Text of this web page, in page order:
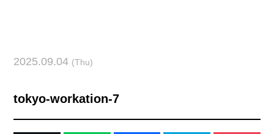
2025.09.04 (Thu)
tokyo-workation-7